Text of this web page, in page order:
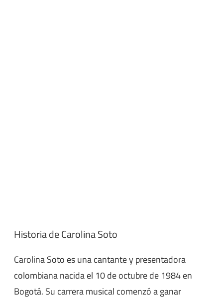
Historia de Carolina Soto
Carolina Soto es una cantante y presentadora
colombiana nacida el 10 de octubre de 1984 en
Bogotá. Su carrera musical comenzó a ganar